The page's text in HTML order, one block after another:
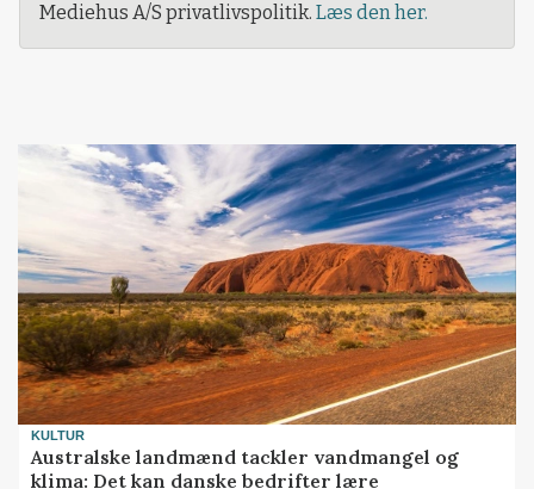
Mediehus A/S privatlivspolitik. Læs den her.
KULTUR
Australske landmænd tackler vandmangel og
klima: Det kan danske bedrifter lære